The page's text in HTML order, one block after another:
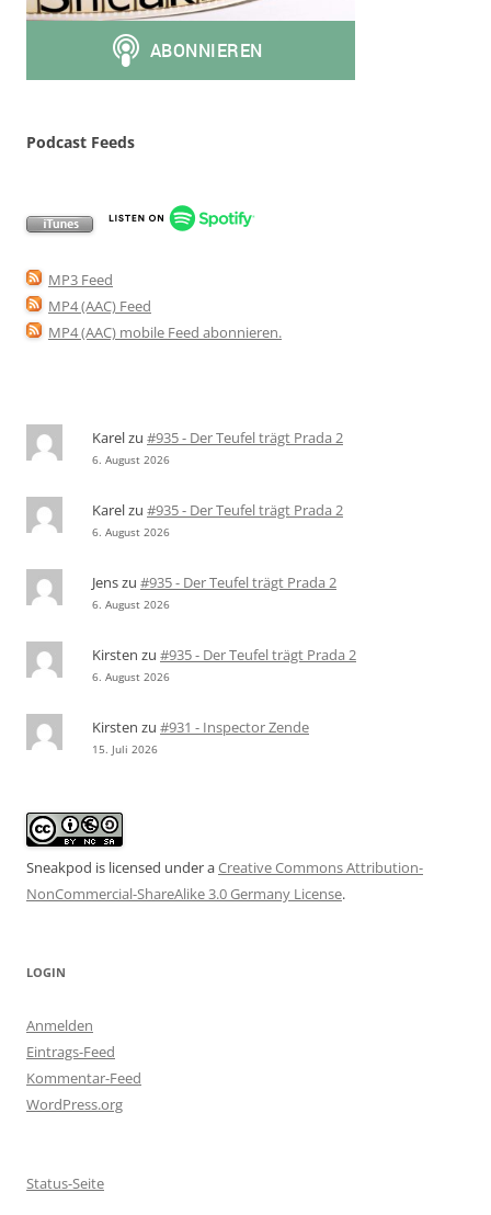
Podcast Feeds
MP3 Feed
MP4 (AAC) Feed
MP4 (AAC) mobile Feed abonnieren.
Karelzu #935 - Der Teufel trägt Prada 2
6. August 2026
Karelzu #935 - Der Teufel trägt Prada 2
6. August 2026
Jenszu #935 - Der Teufel trägt Prada 2
6. August 2026
Kirsten zu #935 - Der Teufel trägt Prada 2
6. August 2026
Kirsten zu #931 - Inspector Zende
15. Juli 2026
Sneakpod is licensed under aCreative Commons Attribution-
NonCommercial-ShareAlike 3.0 Germany License.
LOGIN
Anmelden
Eintrags-Feed
Kommentar-Feed
WordPress.org
Status-Seite